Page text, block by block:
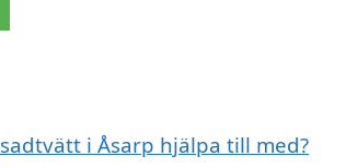
i Åsarp hjälpa till med?